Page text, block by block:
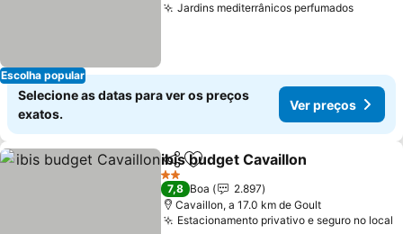
Escolha popular
Jardins mediterrânicos perfumadosVer
Selecione as datas para ver os preços
exatos.
Ver preços
PartilharAdicionar aos favoritos
ibis budget Cavaillon
2 Estrelas
7,8 Boa
2.897
Cavaillon, a 17.0 km de Goult
Estacionamento privativo e seguro no local